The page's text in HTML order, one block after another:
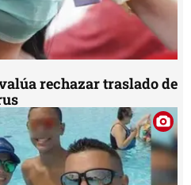
rechazar traslado de